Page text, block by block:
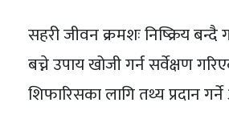
सहरी जीवन क्रमशः निष्क्रिय
बच्ने उपाय खोजी गर्न सर्वेक्षण
शिफारिसका लागि तथ्य प्रदान